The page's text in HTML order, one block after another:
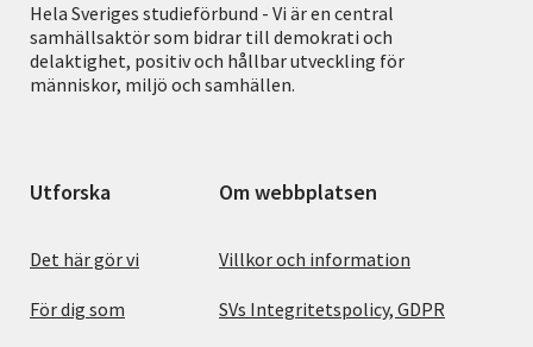
Hela Sveriges studieförbund - Vi är en central
samhällsaktör som bidrar till demokrati och
delaktighet, positiv och hållbar utveckling för
människor, miljö och samhällen.
Utforska
Det här gör vi
För dig som
Om webbplatsen
Villkor och information
SVs Integritetspolicy, GDPR